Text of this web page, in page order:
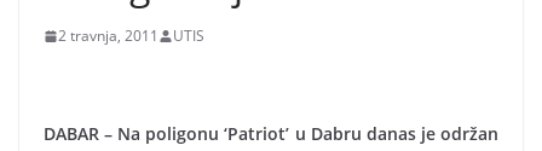
2 travnja, 2011 UTIS
DABAR – Na poligonu ‘Patriot’ u Dabru danas je održan